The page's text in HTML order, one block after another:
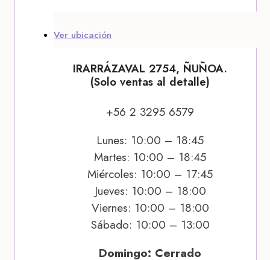
Ver ubicación
IRARRÁZAVAL 2754, ÑUÑOA.
(Solo ventas al detalle)
+56 2 3295 6579
Lunes: 10:00 – 18:45
Martes: 10:00 – 18:45
Miércoles: 10:00 – 17:45
Jueves: 10:00 – 18:00
Viernes: 10:00 – 18:00
Sábado: 10:00 – 13:00
Domingo: Cerrado